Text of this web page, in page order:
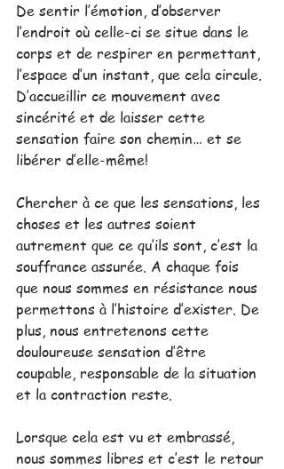
De sentir l’émotion, d’observer
l’endroit où celle-ci se situe dans le
corps et de respirer en permettant,
l’espace d’un instant, que cela circule.
D’accueillir ce mouvement avec
sincérité et de laisser cette
sensation faire son chemin… et se
libérer d’elle-même!
Chercher à ce que les sensations, les
choses et les autres soient
autrement que ce qu’ils sont, c’est la
souffrance assurée. A chaque fois
que nous sommes en résistance nous
permettons à l’histoire d’exister. De
plus, nous entretenons cette
douloureuse sensation d’être
coupable, responsable de la situation
et la contraction reste.
Lorsque cela est vu et embrassé,
nous sommes libres et c’est le retour